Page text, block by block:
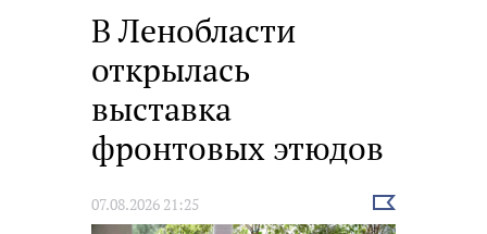
В Ленобласти
открылась
выставка
фронтовых этюдов
07.08.2026 21:25
Выбрать
новость